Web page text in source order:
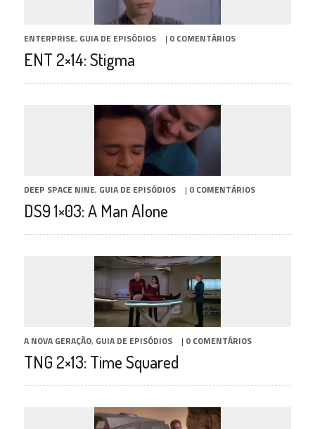
ENTERPRISE, GUIA DE EPISÓDIOS | 0 COMENTÁRIOS
ENT 2×14: Stigma
DEEP SPACE NINE, GUIA DE EPISÓDIOS | 0 COMENTÁRIOS
DS9 1×03: A Man Alone
A NOVA GERAÇÃO, GUIA DE EPISÓDIOS | 0 COMENTÁRIOS
TNG 2×13: Time Squared